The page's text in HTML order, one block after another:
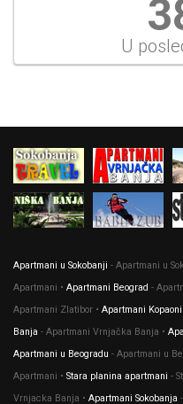
U
Apartmani u Sokobanji - Apartmani u
Apartmani • Apartmani Beograd -
Apartmani Zlatibor • Apartmani
Banja - Apartmani Vrnjačka Banja •
Apartmani u Beogradu - Apartmani u
Apartmani • Stara planina apartmani -
Vrnjacka Banja • Apartmani Sokobanja